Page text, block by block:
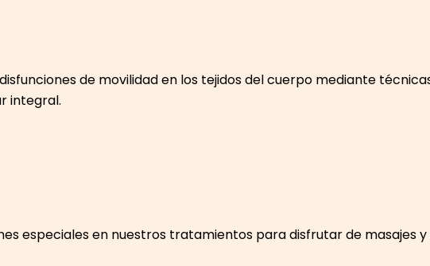
de movilidad en los tejidos del cuerpo mediante
integral.
especiales en nuestros tratamientos para disfrutar de masajes